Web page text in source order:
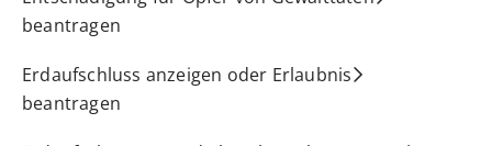
beantragen
Erdaufschluss anzeigen oder Erlaubnis
beantragen